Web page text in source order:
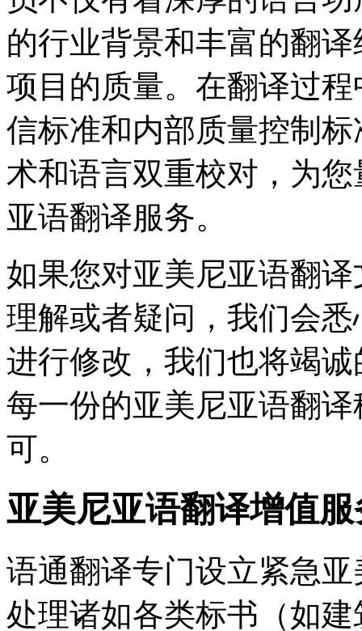
的行业背景和丰富的翻
项目的质量。在翻译过
信标准和内部质量控制
术和语言双重校对，为
亚语翻译服务。
如果您对亚美尼亚语翻
理解或者疑问，我们会
进行修改，我们也将竭
每一份的亚美尼亚语翻
可。
亚美尼亚语翻译增值服
语通翻译专门设立紧急
处理诸如各类标书（如